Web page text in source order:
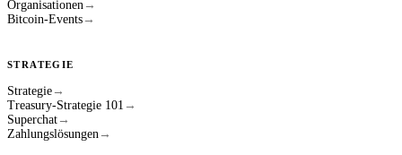
Organisationen →
Bitcoin-Events →
STRATEGIE
Strategie →
Treasury-Strategie 101 →
Superchat →
Zahlungslösungen →